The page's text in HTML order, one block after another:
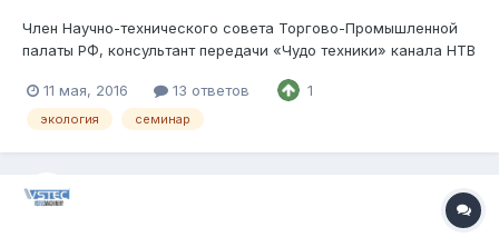
Член Научно-технического совета Торгово-Промышленной
палаты РФ, консультант передачи «Чудо техники» канала НТВ
Иванович приглашает в 10 часов утра 12 мая 2016 года всех
желающих на бесплатный семинар Экология жилья в МКД и
11 мая, 2016 13 ответов 1
экология семинар